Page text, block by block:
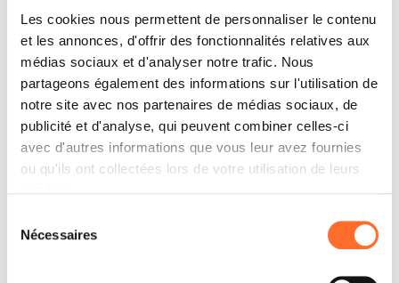
Les cookies nous permettent de personnaliser le contenu
et les annonces, d'offrir des fonctionnalités relatives aux
médias sociaux et d'analyser notre trafic. Nous
partageons également des informations sur l'utilisation de
notre site avec nos partenaires de médias sociaux, de
publicité et d'analyse, qui peuvent combiner celles-ci
avec d'autres informations que vous leur avez fournies
ou qu'ils ont collectées lors de votre utilisation de leurs
Nécessaires
Offre de financement
Chez ce revendeur, vous pouvez acheter votre
poêle ou votre foyer fermé à crédit. Consultez
toutes les conditions au point de vente.
Conception et installation des conduits de fumée
professionnel habilité, ce revendeur s’occupe de
concevoir et monter l’installation d’évacuation des
fumées la plus adaptée à votre maison et au produit